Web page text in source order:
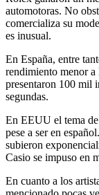
automotoras. No
comercializa su
es inusual.
En España, entre
rendimiento menor a
presentaron 100 mil
segundas.
En EEUU el tema
pese a ser en
subieron
Casio se impuso en
En cuanto a los